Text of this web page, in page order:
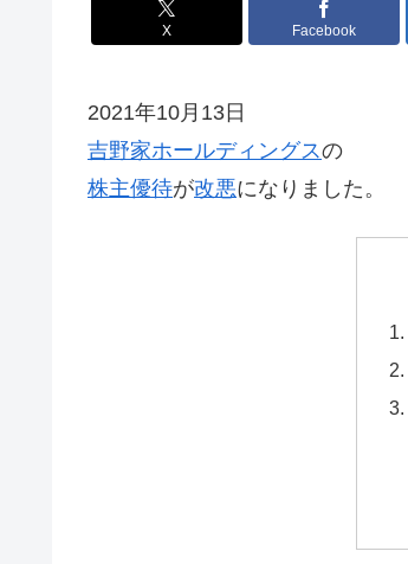
X Facebook
2021年10月13日
吉野家ホールディングスの
株主優待が改悪になりました。